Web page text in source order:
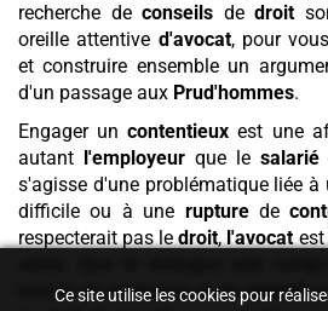
recherche de conseils de droit
oreille attentive d'avocat, pour
et construire ensemble un
d'un passage aux Prud'hommes.
Engager uncontentieux est une
autant l'employeurque le salarié
s'agisse d'une problématique liée à
difficile ou à une rupturede
respecterait pas ledroit,l'avocatest
besoin de médiation et deconseil
Ce site utilise les cookies pour